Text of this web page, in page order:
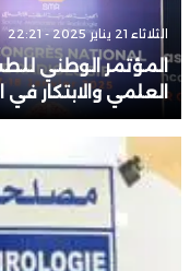
الثلاثاء 21 يناير 2025 - 22:21
المؤتمر الوطني
العلمي والابتكار